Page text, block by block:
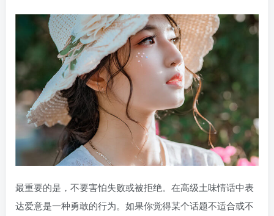
最重要的是，不要害怕失败或被拒绝。在高级土味情话中表
达爱意是一种勇敢的行为。如果你觉得某个话题不适合或不